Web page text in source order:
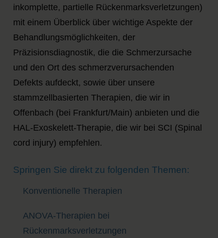
inkomplette, partielle Rückenmarksverletzungen)
mit einem Überblick über wichtige Aspekte der
Behandlungsmöglichkeiten, der
Präzisionsdiagnostik, die die Schmerzursache
und den Ort des schmerzverursachenden
Defekts aufdeckt, sowie über unsere
stammzellbasierten Therapien, die wir in
Offenbach (bei Frankfurt/Main) anbieten und die
HAL-Exoskelett-Therapie, die wir bei SCI (Spinal
cord injury) empfehlen.
Springen Sie direkt zu folgenden Themen:
Konventionelle Therapien
ANOVA-Therapien bei
Rückenmarksverletzungen